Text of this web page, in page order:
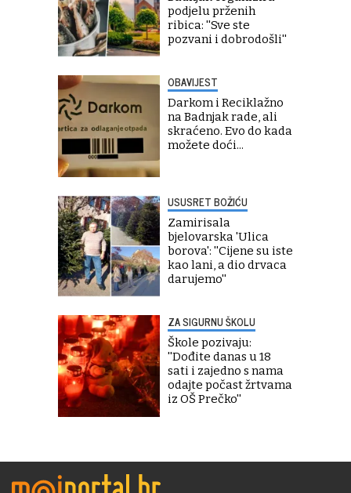
podjelu prženih
ribica: ''Sve ste
pozvani i dobrodošli''
OBAVIJEST
Darkom i Reciklažno
na Badnjak rade, ali
skraćeno. Evo do kada
možete doći...
USUSRET BOŽIĆU
Zamirisala
bjelovarska 'Ulica
borova': ''Cijene su iste
kao lani, a dio drvaca
darujemo''
ZA SIGURNU ŠKOLU
Škole pozivaju:
''Dođite danas u 18
sati i zajedno s nama
odajte počast žrtvama
iz OŠ Prečko''